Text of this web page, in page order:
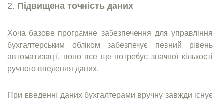
Підвищена точність даних
Хоча базове програмне забезпечення для управління
бухгалтерським обліком забезпечує певний рівень
автоматизації, воно все ще потребує значної кількості
ручного введення даних.
При введенні даних бухгалтерами вручну завжди існує